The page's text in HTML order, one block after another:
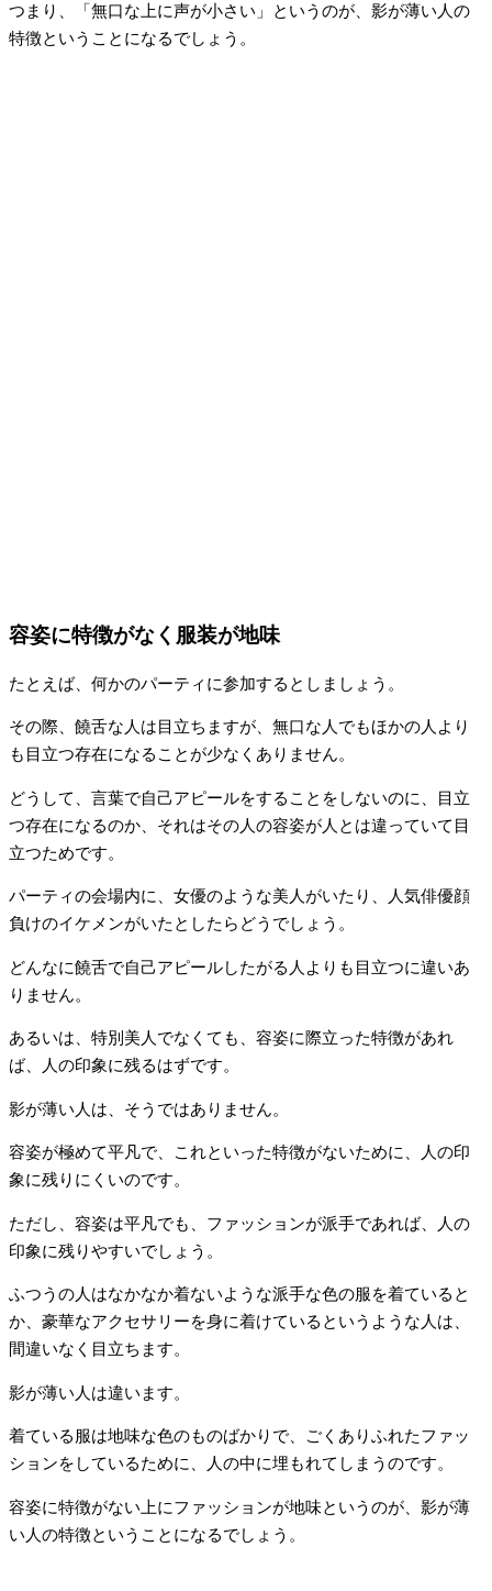
つまり、「無口な上に声が小さい」というのが、影が薄い人の
特徴ということになるでしょう。
容姿に特徴がなく服装が地味
たとえば、何かのパーティに参加するとしましょう。
その際、饒舌な人は目立ちますが、無口な人でもほかの人より
も目立つ存在になることが少なくありません。
どうして、言葉で自己アピールをすることをしないのに、目立
つ存在になるのか、それはその人の容姿が人とは違っていて目
立つためです。
パーティの会場内に、女優のような美人がいたり、人気俳優顔
負けのイケメンがいたとしたらどうでしょう。
どんなに饒舌で自己アピールしたがる人よりも目立つに違いあ
りません。
あるいは、特別美人でなくても、容姿に際立った特徴があれ
ば、人の印象に残るはずです。
影が薄い人は、そうではありません。
容姿が極めて平凡で、これといった特徴がないために、人の印
象に残りにくいのです。
ただし、容姿は平凡でも、ファッションが派手であれば、人の
印象に残りやすいでしょう。
ふつうの人はなかなか着ないような派手な色の服を着ていると
か、豪華なアクセサリーを身に着けているというような人は、
間違いなく目立ちます。
影が薄い人は違います。
着ている服は地味な色のものばかりで、ごくありふれたファッ
ションをしているために、人の中に埋もれてしまうのです。
容姿に特徴がない上にファッションが地味というのが、影が薄
い人の特徴ということになるでしょう。